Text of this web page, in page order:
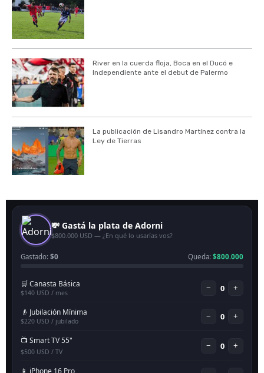
River en la cuerda floja, Boca en el Ducó e
Independiente ante el debut de Palermo
La publicación de Lisandro Martínez contra la
Ley de Tierras